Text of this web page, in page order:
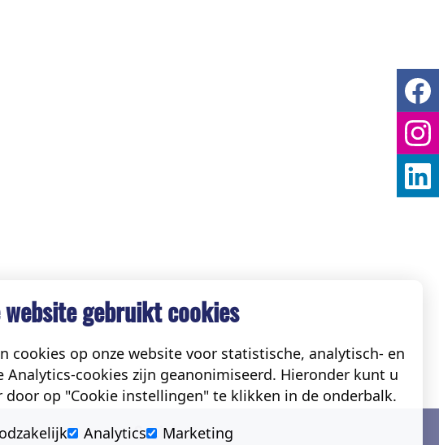
Social
website gebruikt cookies
cookies op onze website voor statistische, analytisch- en
cookies zijn geanonimiseerd. Hieronder kunt u
op "Cookie instellingen" te klikken in de onderbalk.
Analytics Marketing